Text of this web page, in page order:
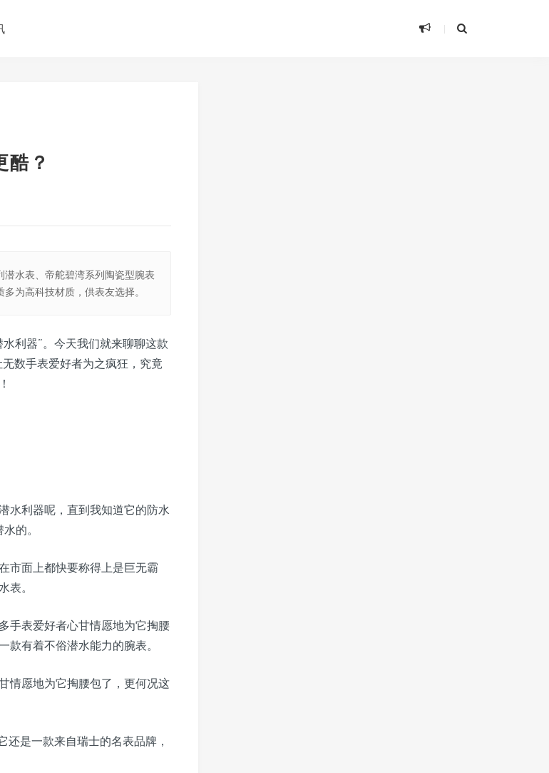
酷？
水表、帝舵碧湾系列陶瓷型腕表
为高科技材质，供表友选择。
利器”。今天我们就来聊聊这款
数手表爱好者为之疯狂，究竟
水利器呢，直到我知道它的防水
的。
市面上都快要称得上是巨无霸
表。
手表爱好者心甘情愿地为它掏腰
有着不俗潜水能力的腕表。
情愿地为它掏腰包了，更何况这
还是一款来自瑞士的名表品牌，